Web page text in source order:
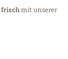
frischmit unserer